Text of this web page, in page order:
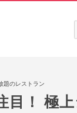
検
題のレストラン
目！ 極